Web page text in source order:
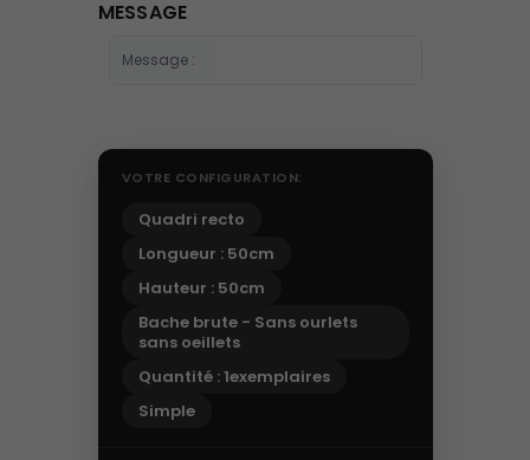
MESSAGE
Message :
VOTRE CONFIGURATION:
Quadri recto
Longueur : 50cm
Hauteur : 50cm
Bache brute - Sans ourlets
sans oeillets
Quantité : 1exemplaires
Simple